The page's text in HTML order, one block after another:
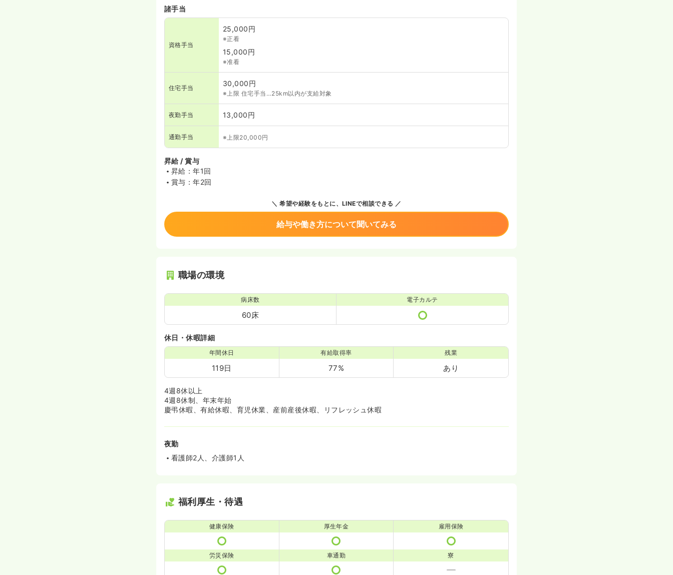
諸手当
資格手当
25,000円
※正看
15,000円
※准看
住宅手当
30,000円
※上限 住宅手当…25km以内が支給対象
夜勤手当 13,000円
通勤手当 ※上限20,000円
昇給 / 賞与
昇給：年1回
賞与：年2回
希望や経験をもとに、LINEで相談できる
給与や働き方について聞いてみる
職場の環境
病床数
60床
電子カルテ
休日・休暇詳細
年間休日
119日
有給取得率
77%
残業
あり
4週8休以上
4週8休制、年末年始
慶弔休暇、有給休暇、育児休業、産前産後休暇、リフレッシュ休暇
夜勤
看護師2人、介護師1人
福利厚生・待遇
健康保険 厚生年金 雇用保険
労災保険 車通勤 寮